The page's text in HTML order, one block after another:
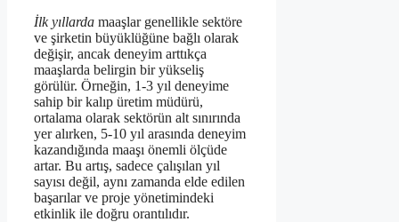
İlk yıllarda maaşlar genellikle sektöre
ve şirketin büyüklüğüne bağlı olarak
değişir, ancak deneyim arttıkça
maaşlarda belirgin bir yükseliş
görülür. Örneğin, 1-3 yıl deneyime
sahip bir kalıp üretim müdürü,
ortalama olarak sektörün alt sınırında
yer alırken, 5-10 yıl arasında deneyim
kazandığında maaşı önemli ölçüde
artar. Bu artış, sadece çalışılan yıl
sayısı değil, aynı zamanda elde edilen
başarılar ve proje yönetimindeki
etkinlik ile doğru orantılıdır.